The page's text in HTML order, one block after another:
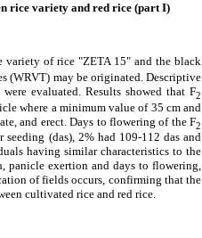
rice variety and red rice (part I)
variety of rice "ZETA 15" and the black
(WRVT) may be originated. Descriptive
evaluated. Results showed that F2
where a minimum value of 35 cm and
and erect. Days to flowering of the F2
(das), 2% had 109-112 das and
having similar characteristics to the
panicle exertion and days to flowering,
of fields occurs, confirming that the
cultivated rice and red rice.